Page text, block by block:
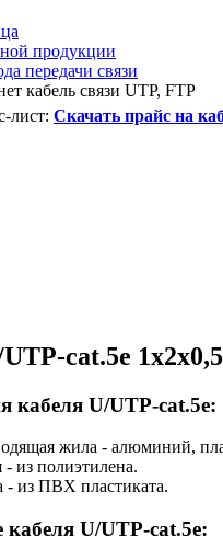
продукции
передачи связи
кабель связи UTP, FTP
лист: Скачать прайс на
cat.5e
кабеля U/UTP-cat.5e:
жила - алюминий,
из полиэтилена.
- из ПВХ пластиката.
U/UTP-cat.5e: